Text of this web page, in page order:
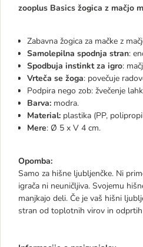
zooplus Basics žogica z mačjo
Zabavna žogica za mačke z
Samolepilna spodnja stran:
Spodbuja instinkt za igro:
Vrteča se žoga: povečuje
Podpira nego zob: žvečenje
Barva: modra.
Material: plastika (PP,
Mere: Ø 5 x V 4 cm.
Opomba:
Samo za hišne ljubljenčke. Ni
igrača ni neuničljiva. Svojemu
manjkajo deli. Če je vaš hišni
stran od toplotnih virov in odprtih